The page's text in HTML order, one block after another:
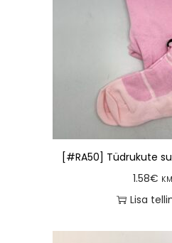
[#RA50] Tüdrukute
1.58€
Lisa